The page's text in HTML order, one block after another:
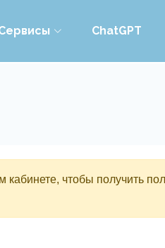
ChatGPT
чтобы получить